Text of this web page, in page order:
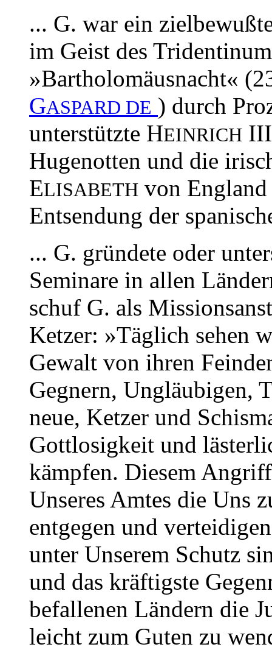
... G. war ein
im Geist des
»Bartholomäusnacht«
GASPARD DE ) durch
unterstützte HEINRICH
Hugenotten und die
ELISABETH von
Entsendung der
... G. gründete oder
Seminare in allen
schuf G. als
Ketzer: »Täglich sehen
Gewalt von ihren
Gegnern, Ungläubigen,
neue, Ketzer und
Gottlosigkeit und
kämpfen. Diesem
Unseres Amtes die Uns
entgegen und
unter Unserem Schutz
und das kräftigste
befallenen Ländern die
leicht zum Guten zu